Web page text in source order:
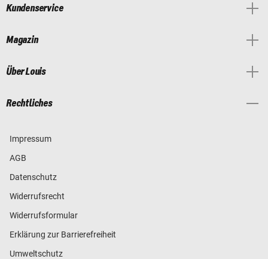
Kundenservice
Magazin
Über Louis
Rechtliches
Impressum
AGB
Datenschutz
Widerrufsrecht
Widerrufsformular
Erklärung zur Barrierefreiheit
Umweltschutz